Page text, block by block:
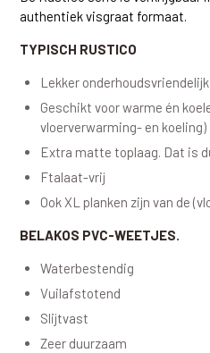
authentiek visgraat formaat.
TYPISCH RUSTICO
Lekker onderhoudsvriendelijk
Geschikt voor warme én
vloerverwarming- en koeling)
Extra matte toplaag. Dat is
Ftalaat-vrij
Ook XL planken zijn van de
BELAKOS PVC-WEETJES.
Waterbestendig
Vuilafstotend
Slijtvast
Zeer duurzaam